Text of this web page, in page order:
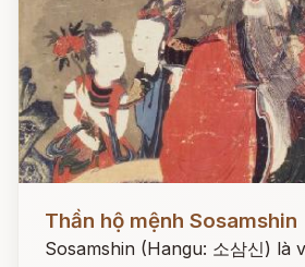
Đọc ngay
Thần hộ mệnh Sosamshin
Sosamshin (Hangu: 소삼신) là